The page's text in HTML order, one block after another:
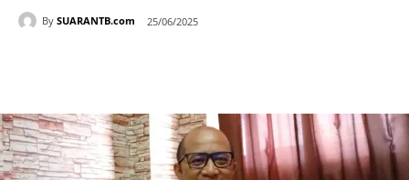
By SUARANTB.com 25/06/2025